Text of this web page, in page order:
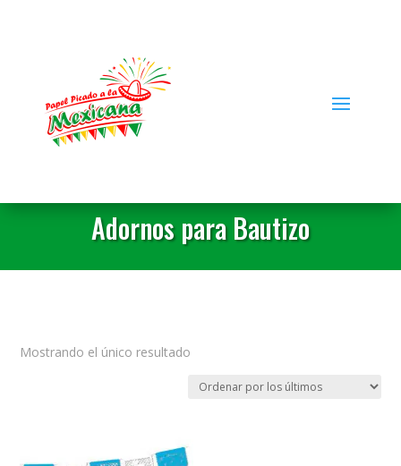
Adornos para Bautizo
Mostrando el único resultado